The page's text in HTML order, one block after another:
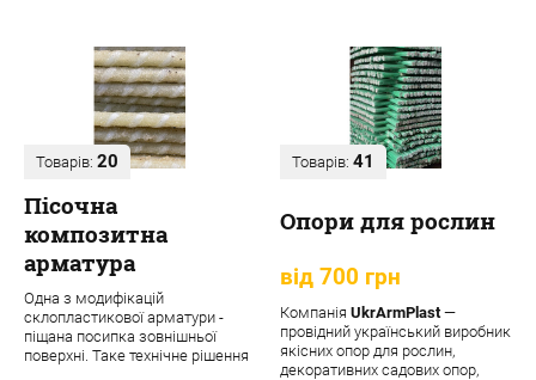
Товарів: 20
Пісочна
композитна
арматура
Одна з модифікацій
склопластикової арматури -
піщана посипка зовнішньої
поверхні. Таке технічне рішення
Товарів: 41
Опори для рослин
від 700 грн
Компанія UkrArmPlast—
провідний український виробник
якісних опор для рослин,
декоративних садових опор,